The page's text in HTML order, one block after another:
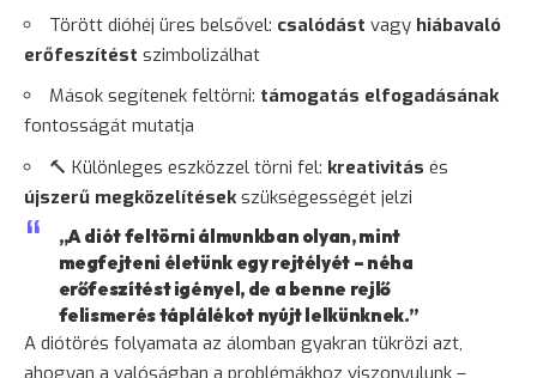
Törött dióhéj üres belsővel: csalódást vagy hiábavaló
erőfeszítést szimbolizálhat
Mások segítenek feltörni: támogatás elfogadásának
fontosságát mutatja
🔨 Különleges eszközzel törni fel: kreativitás és
újszerű megközelítésekszükségességét jelzi
„A diót feltörni álmunkban olyan, mint
megfejteni életünk egy rejtélyét – néha
erőfeszítést igényel, de a benne rejlő
felismerés táplálékot nyújt lelkünknek.”
A diótörés folyamata az álomban gyakran tükrözi azt,